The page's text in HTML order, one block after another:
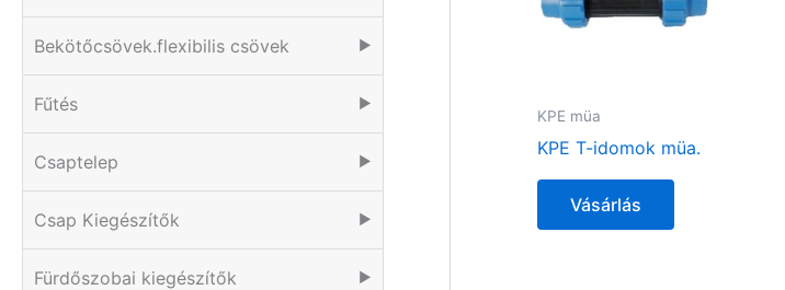
Bekötőcsövek.flexibilis csövek ▶
Fűtés ▶
Csaptelep ▶
Csap Kiegészítők ▶
Fürdőszobai kiegészítők ▶
KPE müa
KPE T-idomok müa.
Vásárlás